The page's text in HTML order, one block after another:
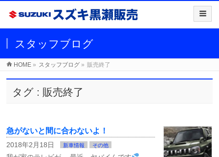
スタッフブログ
HOME » スタッフブログ » 販売終了
タグ : 販売終了
急がないと間に合わないよ！
2018年2月18日 新車情報 その他